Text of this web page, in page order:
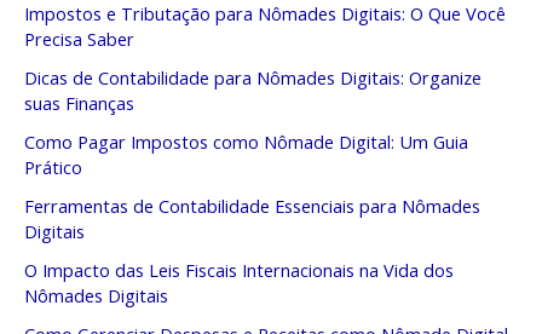
Impostos e Tributação para Nômades Digitais: O Que Você
Precisa Saber
Dicas de Contabilidade para Nômades Digitais: Organize
suas Finanças
Como Pagar Impostos como Nômade Digital: Um Guia
Prático
Ferramentas de Contabilidade Essenciais para Nômades
Digitais
O Impacto das Leis Fiscais Internacionais na Vida dos
Nômades Digitais